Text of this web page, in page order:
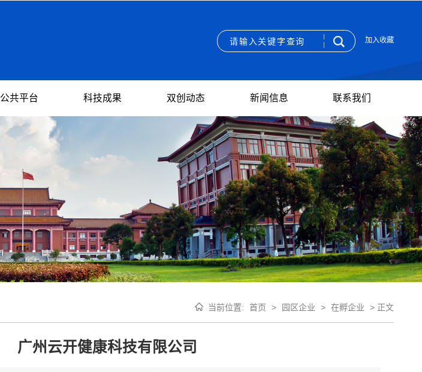
加入收藏
公共平台 科技成果 双创动态 新闻信息 联系我们
当前位置: 首页 > 园区企业 > 在孵企业 > 正文
广州云开健康科技有限公司